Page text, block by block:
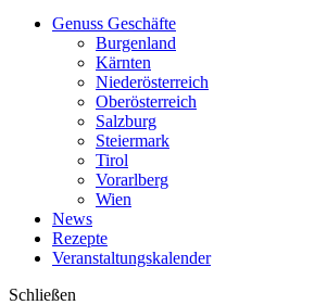
Genuss Geschäfte
Burgenland
Kärnten
Niederösterreich
Oberösterreich
Salzburg
Steiermark
Tirol
Vorarlberg
Wien
News
Rezepte
Veranstaltungskalender
Schließen